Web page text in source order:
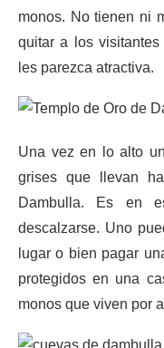
monos. No tienen ni
quitar a los
les parezca atractiva.
Una vez en lo alto
grises que llevan
Dambulla. Es en
descalzarse. Uno
lugar o bien pagar
protegidos en una
monos que viven por